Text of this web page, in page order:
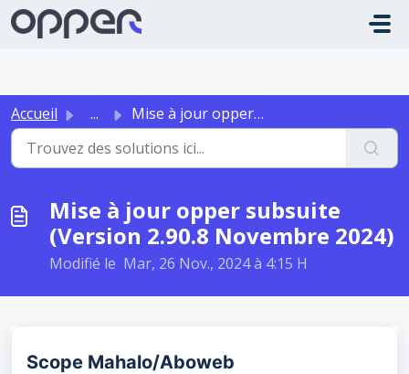
Passer au contenu principal
Accueil ... Mise à jour opper subsuite (Version 2.90.8 Novembre 2024)
Mise à jour opper subsuite
(Version 2.90.8 Novembre 2024)
Modifié le Mar, 26 Nov., 2024 à 4:15 H
Scope Mahalo/Aboweb